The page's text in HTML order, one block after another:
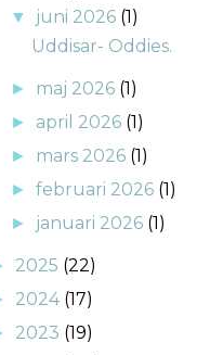
▼ juni 2026 (1)
Uddisar- Oddies.
► maj 2026 (1)
► april 2026 (1)
► mars 2026 (1)
► februari 2026 (1)
► januari 2026 (1)
2025 (22)
2024 (17)
2023 (19)